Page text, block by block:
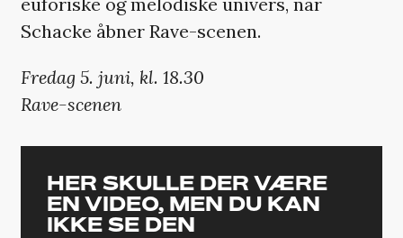
Schacke åbner Rave-scenen.
Fredag 5. juni, kl. 18.30
Rave-scenen
HER SKULLE DER VÆRE
EN VIDEO, MEN DU KAN
IKKE SE DEN